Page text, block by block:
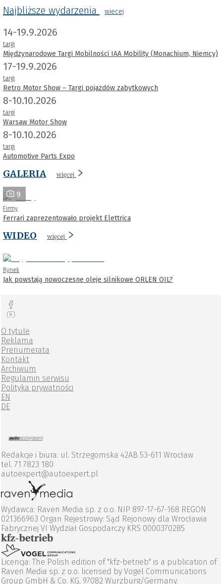
Najbliższe wydarzenia
wiecej
14-19.9.2026
targi
Międzynarodowe Targi Mobilności IAA Mobility (Monachium, Niemcy)
17-19.9.2026
targi
Retro Motor Show – Targi pojazdów zabytkowych
8-10.10.2026
targi
Warsaw Motor Show
8-10.10.2026
targi
Automotive Parts Expo
GALERIA więcej
9
Firmy
Ferrari zaprezentowało projekt Elettrica
WIDEO więcej
Rynek
Jak powstają nowoczesne oleje silnikowe ORLEN OIL?
O tytule
Reklama
Prenumerata
Kontakt
Archiwum
Regulamin serwisu
Polityka prywatności
EN
DE
Redakcje i biura: ul. Strzegomska 42AB 53-611 Wrocław
tel. 71 7823 180
autoexpert@autoexpert.pl
Wydawca: Raven Media sp. z o.o. NIP 897-17-67-168 REGON
021366963 Organ Rejestrowy: Sąd Rejonowy dla Wrocławia
Fabrycznej VI Wydział Gospodarczy KRS 0000370285
Licencja: The Polish edition of "kfz-betrieb" is a publication of
Raven Media sp. z o.o. licensed by Vogel Communications
Group GmbH & Co. KG, 97082 Wurzburg/Germany.